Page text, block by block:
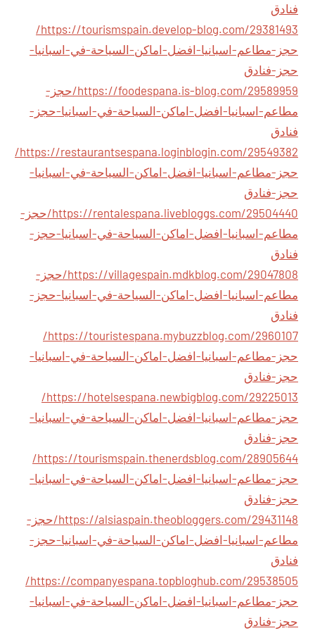
فنادق
https://tourismspain.develop-blog.com/29381493/
حجز-مطاعم-اسبانيا-افضل-اماكن-السياحة-في-اسبانيا-
حجز-فنادق
https://foodespana.is-blog.com/29589959/حجز-
مطاعم-اسبانيا-افضل-اماكن-السياحة-في-اسبانيا-حجز-
فنادق
https://restaurantsespana.loginblogin.com/29549382/
حجز-مطاعم-اسبانيا-افضل-اماكن-السياحة-في-اسبانيا-
حجز-فنادق
https://rentalespana.livebloggs.com/29504440/حجز-
مطاعم-اسبانيا-افضل-اماكن-السياحة-في-اسبانيا-حجز-
فنادق
https://villagespain.mdkblog.com/29047808/حجز-
مطاعم-اسبانيا-افضل-اماكن-السياحة-في-اسبانيا-حجز-
فنادق
https://touristespana.mybuzzblog.com/2960107/
حجز-مطاعم-اسبانيا-افضل-اماكن-السياحة-في-اسبانيا-
حجز-فنادق
https://hotelsespana.newbigblog.com/29225013/
حجز-مطاعم-اسبانيا-افضل-اماكن-السياحة-في-اسبانيا-
حجز-فنادق
https://tourismspain.thenerdsblog.com/28905644/
حجز-مطاعم-اسبانيا-افضل-اماكن-السياحة-في-اسبانيا-
حجز-فنادق
https://alsiaspain.theobloggers.com/29431148/حجز-
مطاعم-اسبانيا-افضل-اماكن-السياحة-في-اسبانيا-حجز-
فنادق
https://companyespana.topbloghub.com/29538505/
حجز-مطاعم-اسبانيا-افضل-اماكن-السياحة-في-اسبانيا-
حجز-فنادق